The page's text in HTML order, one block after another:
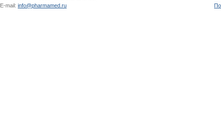
E-mail: info@pharmamed.ru